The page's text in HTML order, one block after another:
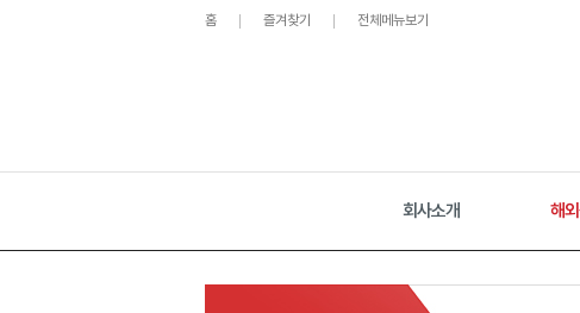
홈 즐겨찾기 전체메뉴보기
회사소개 해